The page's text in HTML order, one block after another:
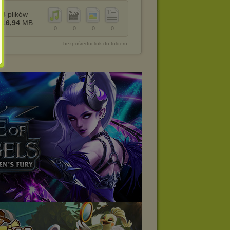
0
0
0
0
3 plików
16,94 MB
bezpośredni link do folderu